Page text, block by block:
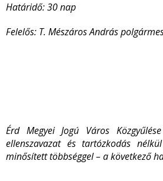
Határidő: 30 nap
Felelős: T. Mészáros András
Érd Megyei Jogú Város
ellenszavazat és tartózkodás
minősített többséggel – a következő